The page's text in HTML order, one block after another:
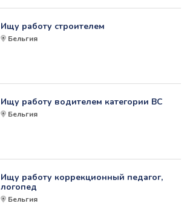
Ищу работу строителем
Бельгия
Ищу работу водителем категории ВС
Бельгия
Ищу работу коррекционный педагог,
логопед
Бельгия